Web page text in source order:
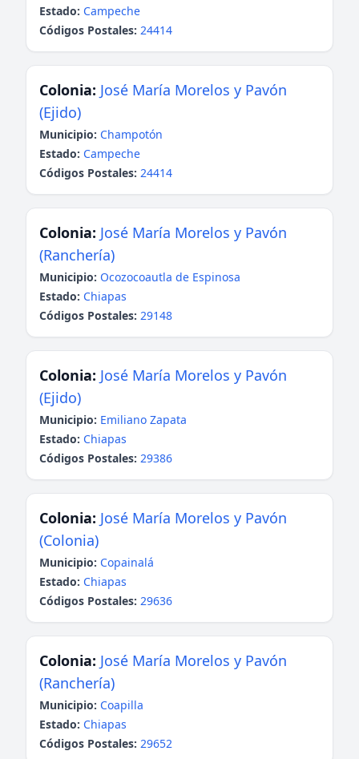
Estado: Campeche
Códigos Postales: 24414
Colonia: José María Morelos y Pavón
(Ejido)
Municipio: Champotón
Estado: Campeche
Códigos Postales: 24414
Colonia: José María Morelos y Pavón
(Ranchería)
Municipio: Ocozocoautla de Espinosa
Estado: Chiapas
Códigos Postales: 29148
Colonia: José María Morelos y Pavón
(Ejido)
Municipio: Emiliano Zapata
Estado: Chiapas
Códigos Postales: 29386
Colonia: José María Morelos y Pavón
(Colonia)
Municipio: Copainalá
Estado: Chiapas
Códigos Postales: 29636
Colonia: José María Morelos y Pavón
(Ranchería)
Municipio: Coapilla
Estado: Chiapas
Códigos Postales: 29652